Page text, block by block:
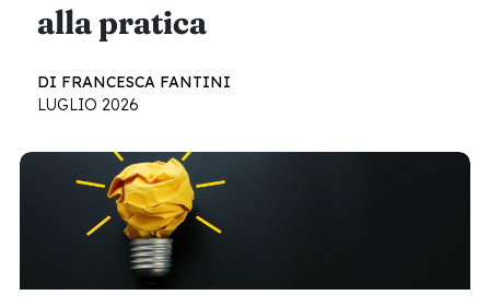
alla pratica
DI FRANCESCA FANTINI
LUGLIO 2026